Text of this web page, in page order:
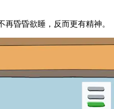
昏昏欲睡，反而更有精神。